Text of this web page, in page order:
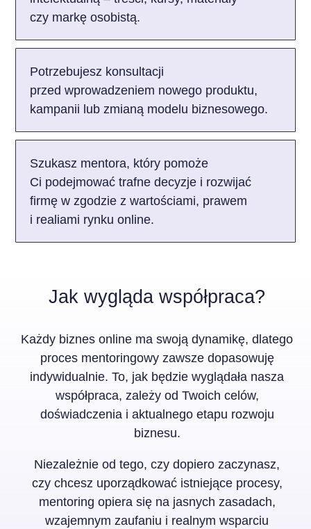
czy markę osobistą.
Potrzebujesz konsultacji
przed wprowadzeniem nowego produktu,
kampanii lub zmianą modelu biznesowego.
Szukasz mentora, który pomoże
Ci podejmować trafne decyzje i rozwijać
firmę w zgodzie z wartościami, prawem
i realiami rynku online.
Jak wygląda współpraca?
Każdy biznes online ma swoją dynamikę, dlatego
proces mentoringowy zawsze dopasowuję
indywidualnie. To, jak będzie wyglądała nasza
współpraca, zależy od Twoich celów,
doświadczenia i aktualnego etapu rozwoju
biznesu.
Niezależnie od tego, czy dopiero zaczynasz,
czy chcesz uporządkować istniejące procesy,
mentoring opiera się na jasnych zasadach,
wzajemnym zaufaniu i realnym wsparciu